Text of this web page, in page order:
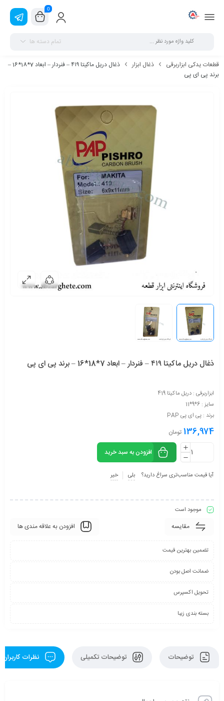
0
تمام دسته ها
قطعات یدکی ابزاربرقی ذغال ابزار
ذغال دريل ماكيتا ٤١٩ – فنردار – ابعاد 7*18*16 –
برند پی ای پی
ذغال دريل ماكيتا ٤١٩ – فنردار – ابعاد 7*18*16 – برند پی ای پی
ابزاربرقی : دریل ماکیتا 419
سایز : 6*9*11
برند : پی ای پی PAP
136,974 تومان
افزودن به سبد خرید
آیا قیمت مناسب‌تری سراغ دارید؟ بلی خیر
موجود است
مقایسه افزودن به علاقه مندی ها
تضمین بهترین قیمت
ضمانت اصل بودن
تحویل اکسپرس
بسته بندی زیبا
توضیحات توضیحات تکمیلی نظرات کاربران